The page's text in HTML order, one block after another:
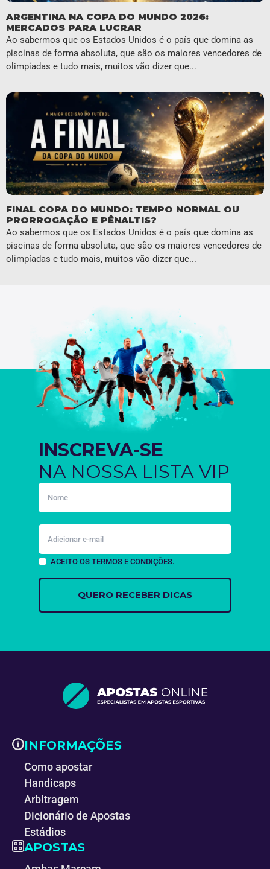
ARGENTINA NA COPA DO MUNDO 2026:
MERCADOS PARA LUCRAR
Ao sabermos que os Estados Unidos é o país que domina as
piscinas de forma absoluta, que são os maiores vencedores de
olimpíadas e tudo mais, muitos vão dizer que...
FINAL COPA DO MUNDO: TEMPO NORMAL OU
PRORROGAÇÃO E PÊNALTIS?
Ao sabermos que os Estados Unidos é o país que domina as
piscinas de forma absoluta, que são os maiores vencedores de
olimpíadas e tudo mais, muitos vão dizer que...
INSCREVA-SE
NA NOSSA LISTA VIP
ACEITO OS TERMOS E CONDIÇÕES.
INFORMAÇÕES
Como apostar
Handicaps
Arbitragem
Dicionário de Apostas
Estádios
APOSTAS